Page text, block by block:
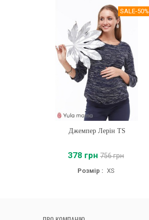
SALE-50%
Купити
Джемпер Лерін TS
378 грн 756 грн
Розмір : XS